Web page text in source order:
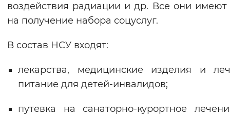
Вернуть стандартные настройки
воздействия радиации и др. Все они имеют
на получение набора соцуслуг.
В состав НСУ входят:
лекарства, медицинские изделия и
питание для детей-инвалидов;
путевка на санаторно-курортное